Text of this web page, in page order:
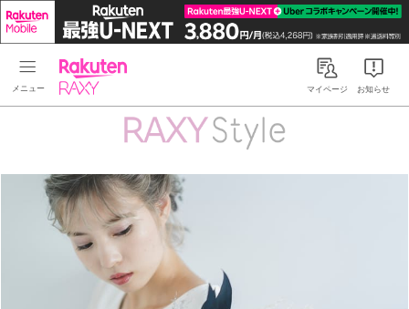
Rakuten RAXYマイページ お知らせ